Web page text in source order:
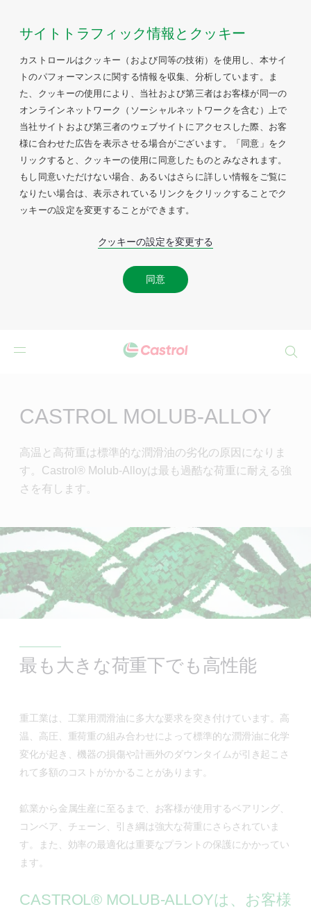
サイトトラフィック情報とクッキー
カストロールはクッキー（および同等の技術）を使用し、本サイ
トのパフォーマンスに関する情報を収集、分析しています。ま
た、クッキーの使用により、当社および第三者はお客様が同一の
オンラインネットワーク（ソーシャルネットワークを含む）上で
当社サイトおよび第三者のウェブサイトにアクセスした際、お客
様に合わせた広告を表示させる場合がございます。「同意」をク
リックすると、クッキーの使用に同意したものとみなされます。
もし同意いただけない場合、あるいはさらに詳しい情報をご覧に
なりたい場合は、表示されているリンクをクリックすることでク
ッキーの設定を変更することができます。
クッキーの設定を変更する
同意
CASTROL MOLUB-ALLOY
高温と高荷重は標準的な潤滑油の劣化の原因になりま
す。Castrol® Molub-Alloyは最も過酷な荷重に耐える強
さを有します。
最も大きな荷重下でも高性能
重工業は、工業用潤滑油に多大な要求を突き付けています。高
温、高圧、重荷重の組み合わせによって標準的な潤滑油に化学
変化が起き、機器の損傷や計画外のダウンタイムが引き起こさ
れて多額のコストがかかることがあります。
鉱業から金属生産に至るまで、お客様が使用するベアリング、
コンベア、チェーン、引き綱は強大な荷重にさらされていま
す。また、効率の最適化は重要なプラントの保護にかかってい
ます。
CASTROL® MOLUB-ALLOYは、お客様